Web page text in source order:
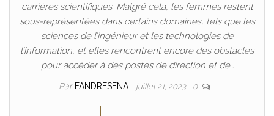
carrières scientifiques. Malgré cela, les femmes restent
sous-représentées dans certains domaines, tels que les
sciences de l’ingénieur et les technologies de
l’information, et elles rencontrent encore des obstacles
pour accéder à des postes de direction et de…
Par FANDRESENA juillet 21, 2023 0